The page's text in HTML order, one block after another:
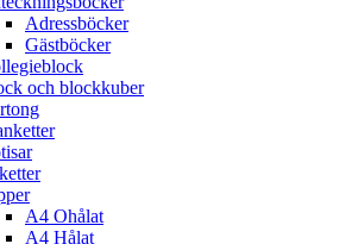
Adressböcker
Gästböcker
och blockkuber
A4 Ohålat
A4 Hålat